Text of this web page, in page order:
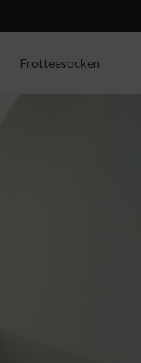
Frotteesocken